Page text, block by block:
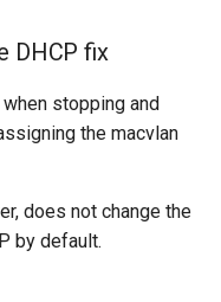
DHCP fix
stopping and
the macvlan
does not change the
by default.